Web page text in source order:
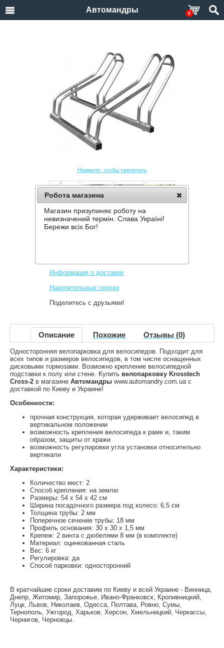
Автомандры 0
Нажмите, чтобы увеличить
ВЕЛОПАРКОВКА KROSSTECH CROSS-2
Информация о доставке
Накопительные скидки
Поделитесь с друзьями!
Описание Похожие Отзывы (0)
Односторонняя велопарковка для велосипедов. Подходит для
всех типов и размеров велосипедов, в том числе оснащенных
дисковыми тормозами. Возможно крепление велосипедной
подставки к полу или стене. Купить велопарковку Krosstech
Cross-2 в магазине Автомандры www.automandry.com.ua с
доставкой по Киеву и Украине!
Особенности:
прочная конструкция, которая удерживает велосипед в
вертикальном положении
возможность крепления велосипеда к раме и, таким
образом, защиты от кражи
возможность регулировки угла установки относительно
вертикали
Характеристики:
Количество мест: 2
Способ крепления: на землю
Размеры: 54 х 54 х 42 см
Ширина посадочного размера под колесо: 6,5 см
Толщина трубы: 2 мм
Поперечное сечение трубы: 18 мм
Профиль основания: 30 x 30 x 1,5 мм
Крепеж: 2 винта с дюбелями 8 мм (в комплекте)
Материал: оцинкованная сталь
Вес: 6 кг
Регулировка: да
Способ парковки: односторонний
В кратчайшие сроки доставим по Киеву и всей Украине - Винница,
Днепр, Житомир, Запорожье, Ивано-Франковск, Кропивницкий,
Луцк, Львов, Николаев, Одесса, Полтава, Ровно, Сумы,
Тернополь, Ужгород, Харьков, Херсон, Хмельницкий, Черкассы,
Чернигов, Черновцы.
Робота магазина
Магазин призупиняє роботу на
невизначений термін. Слава Україні!
Бережи всіх Бог!